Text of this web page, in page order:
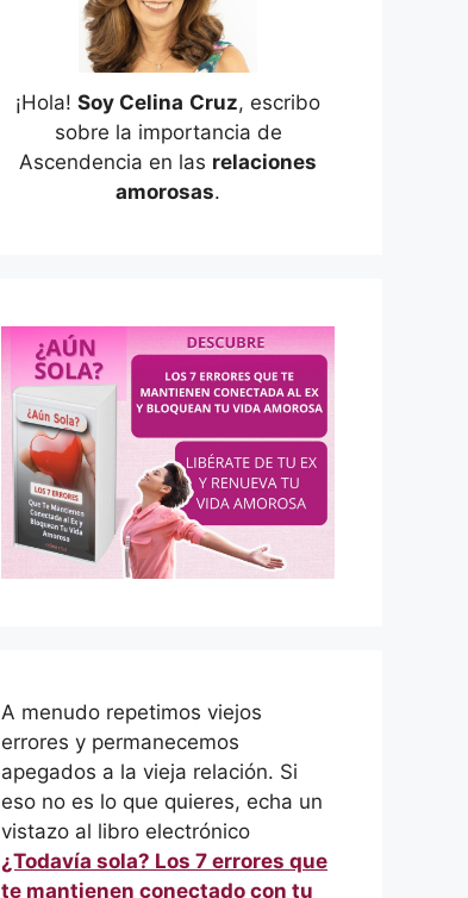
¡Hola! Soy Celina Cruz, escribo
sobre la importancia de
Ascendencia en las relaciones
amorosas.
A menudo repetimos viejos
errores y permanecemos
apegados a la vieja relación. Si
eso no es lo que quieres, echa un
vistazo al libro electrónico
¿Todavía sola? Los 7 errores que
te mantienen conectado con tu